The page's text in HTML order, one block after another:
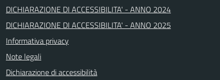
DICHIARAZIONE DI ACCESSIBILITA' - ANNO 2024
DICHIARAZIONE DI ACCESSIBILITA' - ANNO 2025
Informativa privacy
Note legali
Dichiarazione di accessibilità